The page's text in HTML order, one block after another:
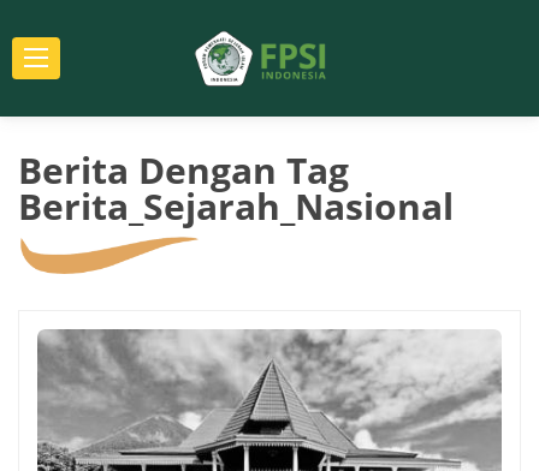
Berita Dengan Tag
Berita_Sejarah_Nasional